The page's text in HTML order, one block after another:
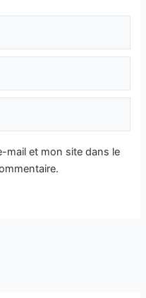
mail et mon site dans le